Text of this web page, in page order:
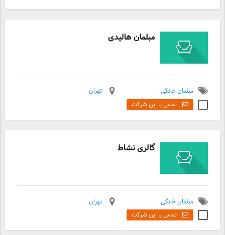
مبلمان هالیدی
مبلمان خانگی
تهران
تماس با این شرکت
گالری نشاط
مبلمان خانگی
تهران
تماس با این شرکت